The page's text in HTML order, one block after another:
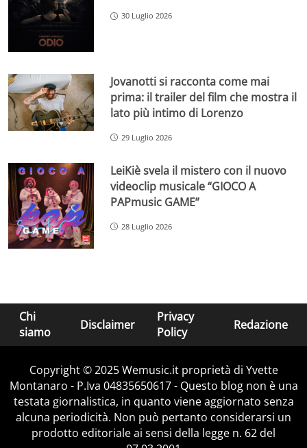
30 Luglio 2026
Jovanotti si racconta come mai
prima: il trailer del film che mostra il
lato più intimo di Lorenzo
29 Luglio 2026
LeiKiè svela il mistero con il nuovo
videoclip musicale “GIOCO A
PAPmusic GAME”
28 Luglio 2026
Chi
siamo
Disclaimer
Privacy
Policy
Redazione
Copyright © 2025 Wemusic.it proprietà di Yvette
Montanaro - P.Iva 04835650617 - Questo blog non è una
testata giornalistica, in quanto viene aggiornato senza
alcuna periodicità. Non può pertanto considerarsi un
prodotto editoriale ai sensi della legge n. 62 del